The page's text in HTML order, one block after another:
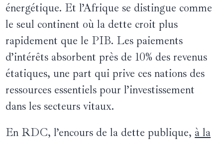
énergétique. Et l’Afrique se distingue comme
le seul continent où la dette croit plus
rapidement que le PIB. Les paiements
d’intérêts absorbent près de 10% des revenus
étatiques, une part qui prive ces nations des
ressources essentiels pour l’investissement
dans les secteurs vitaux.
En RDC, l’encours de la dette publique, à la